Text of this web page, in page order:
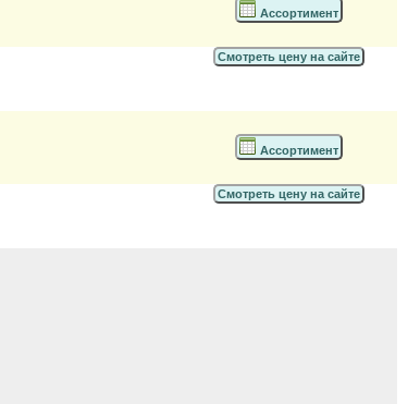
Ассортимент
Смотреть цену на сайте
Ассортимент
Смотреть цену на сайте